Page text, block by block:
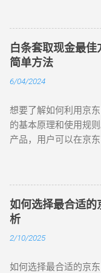
该商品，购买之后再
式，分摊了现金流压
法。 合理使用京东白
保持良好的消费和还
人信用评级是影响白
还款、不逾期等方式
自己的信用水平。 完
在京东平台上完善个
信用可信度，从而有
白条额度进行调整，
人信用评级、完善个
通常情况下，套现行
些用户通过京东商城
商品，将实际的货物
的账户。通过这种方
易，成功把白条额度
将白条额度变现，收
能面临法律风险。 通
将资金提取出来。这
过互相帮助套现。这
容易引发信任危机和
全面解析京东白条套
的方式进行套现，帮
次接触京东白条套现
提供最新的方案和注
京东白条其实是一种
京东平台上购买商品
等优惠政策。虽然京
多用户在遇到紧急资
以解燃眉之急。 2025
通过京东平台购物转
物，然后将商品转售
定市场需求的商品，
你可以将购买的商品
现服务。这些平台通
白条套取现金最
简单方法
6/04/2024
想要了解如何利用京
的基本原理和使用规
产品，用户可以在京
在于无需提前支付现
有时候我们可能需要
候，就需要利用一些
一些常见的套现方法
套现方法之一。用户
后再选择退货，退回
如何选择最合适的
析
2/10/2025
如何选择最合适的京